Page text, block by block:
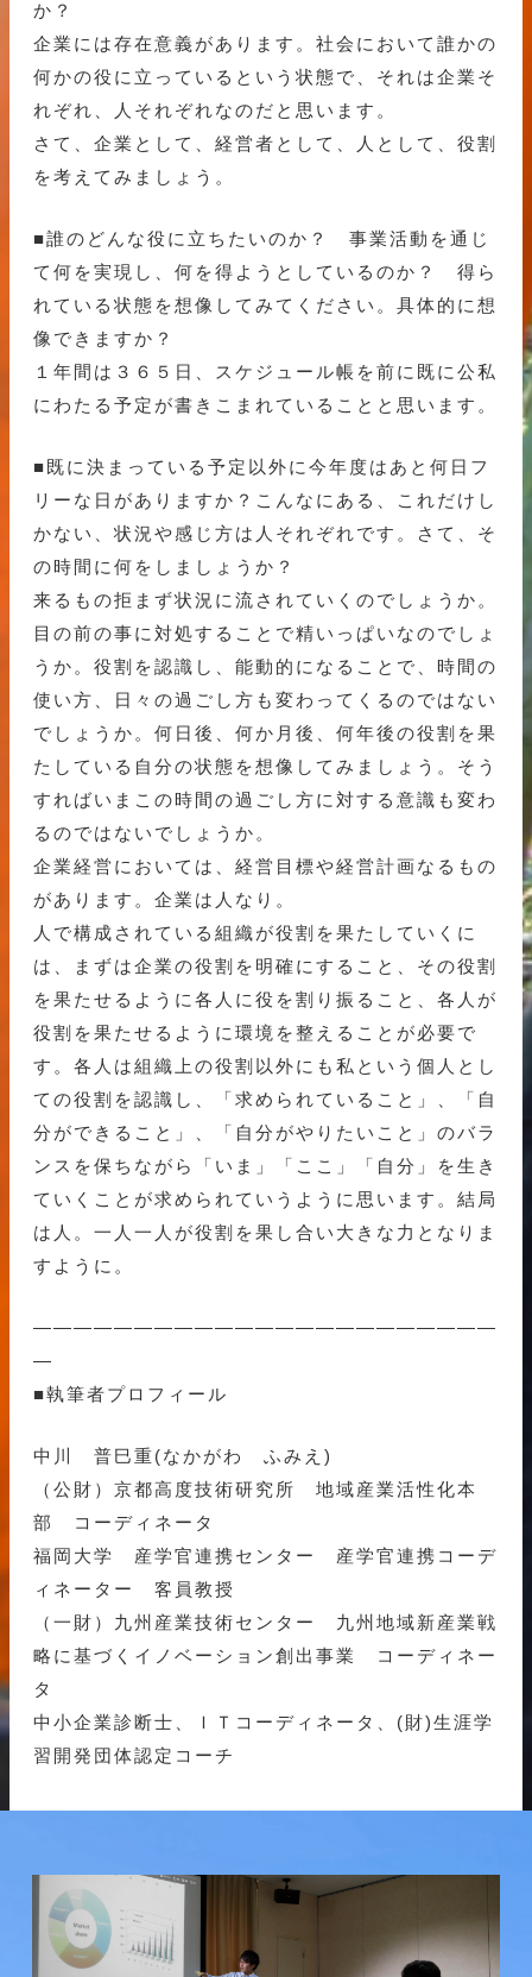
か？
企業には存在意義があります。社会において誰かの
何かの役に立っているという状態で、それは企業そ
れぞれ、人それぞれなのだと思います。
さて、企業として、経営者として、人として、役割
を考えてみましょう。
■誰のどんな役に立ちたいのか？ 事業活動を通じ
て何を実現し、何を得ようとしているのか？ 得ら
れている状態を想像してみてください。具体的に想
像できますか？
１年間は３６５日、スケジュール帳を前に既に公私
にわたる予定が書きこまれていることと思います。
■既に決まっている予定以外に今年度はあと何日フ
リーな日がありますか？こんなにある、これだけし
かない、状況や感じ方は人それぞれです。さて、そ
の時間に何をしましょうか？
来るもの拒まず状況に流されていくのでしょうか。
目の前の事に対処することで精いっぱいなのでしょ
うか。役割を認識し、能動的になることで、時間の
使い方、日々の過ごし方も変わってくるのではない
でしょうか。何日後、何か月後、何年後の役割を果
たしている自分の状態を想像してみましょう。そう
すればいまこの時間の過ごし方に対する意識も変わ
るのではないでしょうか。
企業経営においては、経営目標や経営計画なるもの
があります。企業は人なり。
人で構成されている組織が役割を果たしていくに
は、まずは企業の役割を明確にすること、その役割
を果たせるように各人に役を割り振ること、各人が
役割を果たせるように環境を整えることが必要で
す。各人は組織上の役割以外にも私という個人とし
ての役割を認識し、「求められていること」、「自
分ができること」、「自分がやりたいこと」のバラ
ンスを保ちながら「いま」「ここ」「自分」を生き
ていくことが求められていうように思います。結局
は人。一人一人が役割を果し合い大きな力となりま
すように。
———————————————————————
—
■執筆者プロフィール
中川 普巳重(なかがわ ふみえ)
（公財）京都高度技術研究所 地域産業活性化本
部 コーディネータ
福岡大学 産学官連携センター 産学官連携コーデ
ィネーター 客員教授
（一財）九州産業技術センター 九州地域新産業戦
略に基づくイノベーション創出事業 コーディネー
タ
中小企業診断士、ＩＴコーディネータ、(財)生涯学
習開発団体認定コーチ